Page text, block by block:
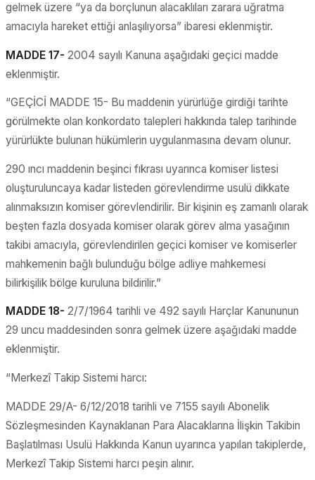
gelmek üzere “ya da borçlunun alacaklıları zarara uğratma
amacıyla hareket ettiği anlaşılıyorsa” ibaresi eklenmiştir.
MADDE 17- 2004 sayılı Kanuna aşağıdaki geçici madde
eklenmiştir.
“GEÇİCİ MADDE 15- Bu maddenin yürürlüğe girdiği tarihte
görülmekte olan konkordato talepleri hakkında talep tarihinde
yürürlükte bulunan hükümlerin uygulanmasına devam olunur.
290 ıncı maddenin beşinci fıkrası uyarınca komiser listesi
oluşturuluncaya kadar listeden görevlendirme usulü dikkate
alınmaksızın komiser görevlendirilir. Bir kişinin eş zamanlı olarak
beşten fazla dosyada komiser olarak görev alma yasağının
takibi amacıyla, görevlendirilen geçici komiser ve komiserler
mahkemenin bağlı bulunduğu bölge adliye mahkemesi
bilirkişilik bölge kuruluna bildirilir.”
MADDE 18- 2/7/1964 tarihli ve 492 sayılı Harçlar Kanununun
29 uncu maddesinden sonra gelmek üzere aşağıdaki madde
eklenmiştir.
“Merkezî Takip Sistemi harcı:
MADDE 29/A- 6/12/2018 tarihli ve 7155 sayılı Abonelik
Sözleşmesinden Kaynaklanan Para Alacaklarına İlişkin Takibin
Başlatılması Usulü Hakkında Kanun uyarınca yapılan takiplerde,
Merkezî Takip Sistemi harcı peşin alınır.